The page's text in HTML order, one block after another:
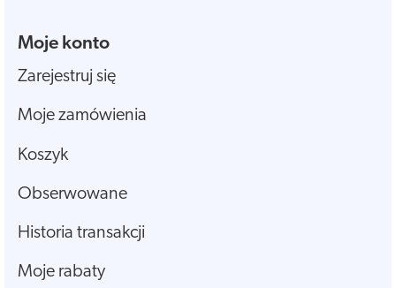
Moje konto
Zarejestruj się
Moje zamówienia
Koszyk
Obserwowane
Historia transakcji
Moje rabaty